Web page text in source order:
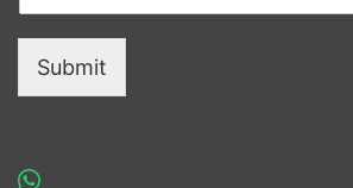
Submit